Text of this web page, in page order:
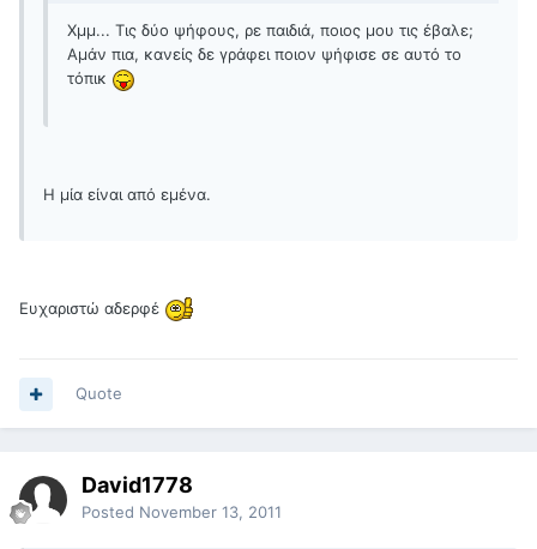
Χμμ... Τις δύο ψήφους, ρε παιδιά, ποιος μου τις έβαλε;
Αμάν πια, κανείς δε γράφει ποιον ψήφισε σε αυτό το
τόπικ
Η μία είναι από εμένα.
Ευχαριστώ αδερφέ
Quote
David1778
Posted November 13, 2011